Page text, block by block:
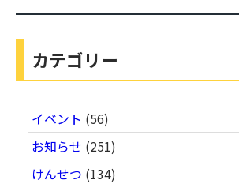
カテゴリー
イベント (56)
お知らせ (251)
けんせつ (134)